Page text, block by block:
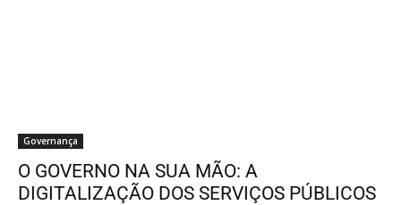
Governança
O GOVERNO NA SUA MÃO: A
DIGITALIZAÇÃO DOS SERVIÇOS PÚBLICOS